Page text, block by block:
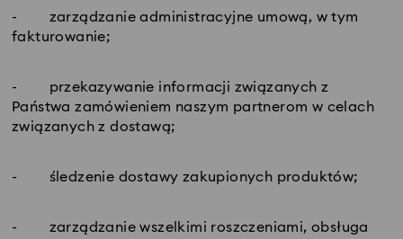
- zarządzanie administracyjne umową, w tym
fakturowanie;
- przekazywanie informacji związanych z
Państwa zamówieniem naszym partnerom w celach
związanych z dostawą;
- śledzenie dostawy zakupionych produktów;
- zarządzanie wszelkimi roszczeniami, obsługa